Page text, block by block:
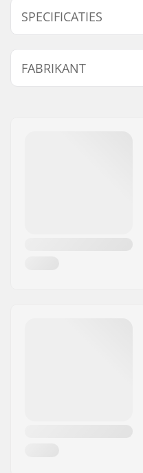
SPECIFICATIES
Bottom Bracket:
Trapas Diameter:
FABRIKANT